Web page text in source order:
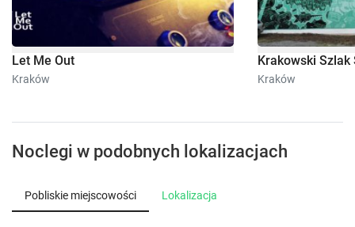
Let Me Out
Kraków
Krakowski
Kraków
Noclegi w podobnych lokalizacjach
Pobliskie miejscowości Lokalizacja